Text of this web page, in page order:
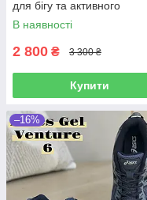
для бігу та активного
відпочинку нью баланс
чорний
В наявності
2 800 ₴ 3 300 ₴
Купити
–16%